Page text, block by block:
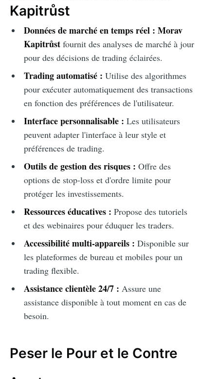
Kapitrůst
Données de marché en temps réel : Morav
Kapitrůstfournit des analyses de marché à jour
pour des décisions de trading éclairées.
Trading automatisé : Utilise des algorithmes
pour exécuter automatiquement des transactions
en fonction des préférences de l'utilisateur.
Interface personnalisable : Les utilisateurs
peuvent adapter l'interface à leur style et
préférences de trading.
Outils de gestion des risques : Offre des
options de stop-loss et d'ordre limite pour
protéger les investissements.
Ressources éducatives : Propose des tutoriels
et des webinaires pour éduquer les traders.
Accessibilité multi-appareils : Disponible sur
les plateformes de bureau et mobiles pour un
trading flexible.
Assistance clientèle 24/7 : Assure une
assistance disponible à tout moment en cas de
besoin.
Peser le Pour et le Contre